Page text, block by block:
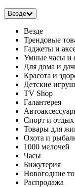
Везде
Везде
Трендовые
Гаджеты и
Умные часы и
Для дома и
Красота и
Детские
TV Shop
Галантерея
Спорт и отдых
Товары для
Охота и
1000 мелочей
Часы
Бижутерия
Новогодние
Распродажа